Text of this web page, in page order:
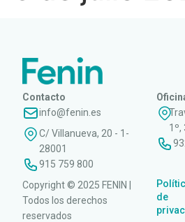
Contacto
info@fenin.es
C/ Villanueva, 20 - 1-
28001
915 759 800
1º,
Copyright © 2025 FENIN |
Todos los derechos
reservados
de